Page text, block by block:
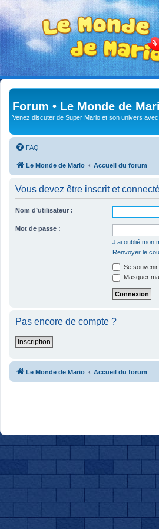
Forum • Le Monde de
Venez discuter de Super Mario et son univers
FAQ
Le Monde de Mario Accueil du forum
Vous devez être inscrit et
Nom d’utilisateur :
Mot de passe :
J’ai oublié mon
Renvoyer le
Se souvenir
Masquer
Pas encore de compte ?
Inscription
Le Monde de Mario Accueil du forum